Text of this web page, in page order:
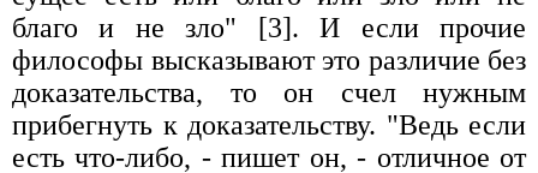
благо и не зло" [3]. И если прочие
философы высказывают это различие без
доказательства, то он счел нужным
прибегнуть к доказательству. "Ведь если
есть что-либо, - пишет он, - отличное от